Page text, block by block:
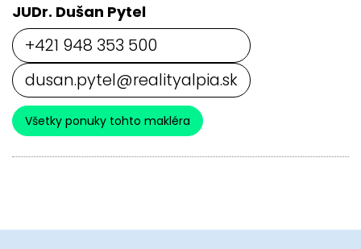
JUDr. Dušan Pytel
+421 948 353 500
dusan.pytel@realityalpia.sk
Všetky ponuky tohto makléra